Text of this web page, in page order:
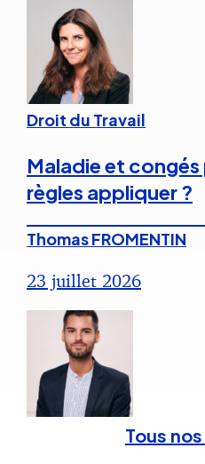
Droit du Travail
Maladie et congés
règles appliquer ?
Thomas FROMENTIN
23 juillet 2026
Tous